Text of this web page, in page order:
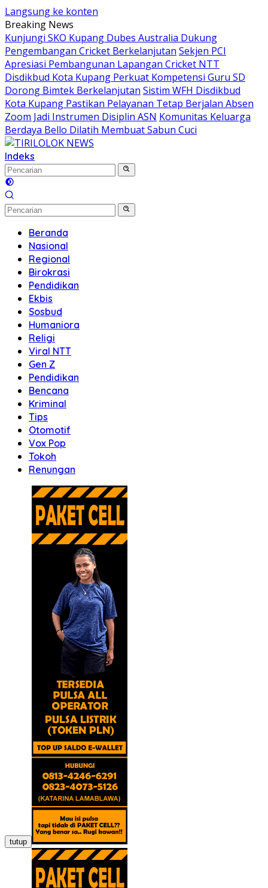
Langsung ke konten
Breaking News
Kunjungi SKO Kupang Dubes Australia Dukung
Pengembangan Cricket Berkelanjutan Sekjen PCI
Apresiasi Pembangunan Lapangan Cricket NTT
Disdikbud Kota Kupang Perkuat Kompetensi Guru SD
Dorong Bimtek Berkelanjutan Sistim WFH Disdikbud
Kota Kupang Pastikan Pelayanan Tetap Berjalan Absen
Zoom Jadi Instrumen Disiplin ASN Komunitas Keluarga
Berdaya Bello Dilatih Membuat Sabun Cuci
Indeks
Beranda
Nasional
Regional
Birokrasi
Pendidikan
Ekbis
Sosbud
Humaniora
Religi
Viral NTT
Gen Z
Pendidikan
Bencana
Kriminal
Tips
Otomotif
Vox Pop
Tokoh
Renungan
tutup